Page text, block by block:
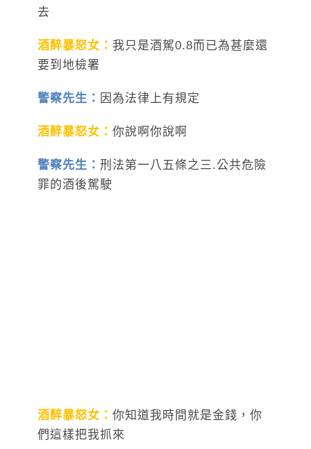
去
酒醉暴怒女： 我只是酒駕0.8而已為甚麼還
要到地檢署
警察先生： 因為法律上有規定
酒醉暴怒女： 你說啊你說啊
警察先生： 刑法第一八五條之三.公共危險
罪的酒後駕駛
酒醉暴怒女： 你知道我時間就是金錢，你
們這樣把我抓來